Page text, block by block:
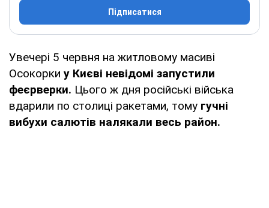
Підписатися
Увечері 5 червня на житловому масиві
Осокорки у Києві невідомі запустили
феєрверки. Цього ж дня російські війська
вдарили по столиці ракетами, тому гучні
вибухи салютів налякали весь район.